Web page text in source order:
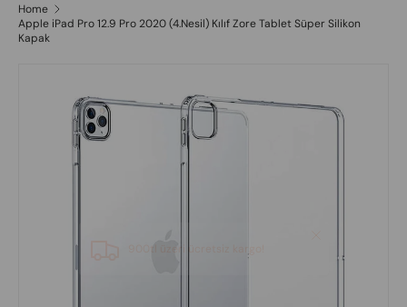
Home
Apple iPad Pro 12.9 Pro 2020 (4.Nesil) Kılıf Zore Tablet Süper Silikon
Kapak
Skip to product information